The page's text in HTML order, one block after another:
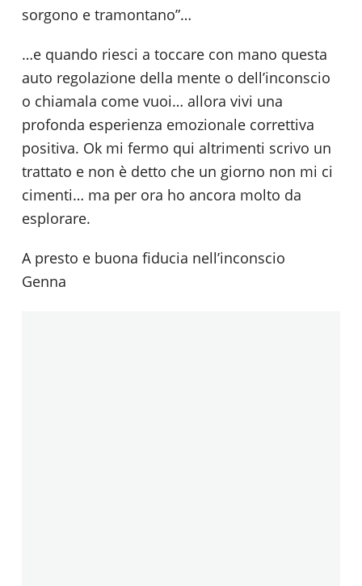
sorgono e tramontano”…
…e quando riesci a toccare con mano questa
auto regolazione della mente o dell’inconscio
o chiamala come vuoi… allora vivi una
profonda esperienza emozionale correttiva
positiva. Ok mi fermo qui altrimenti scrivo un
trattato e non è detto che un giorno non mi ci
cimenti… ma per ora ho ancora molto da
esplorare.
A presto e buona fiducia nell’inconscio
Genna